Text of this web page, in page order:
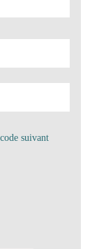
suivant